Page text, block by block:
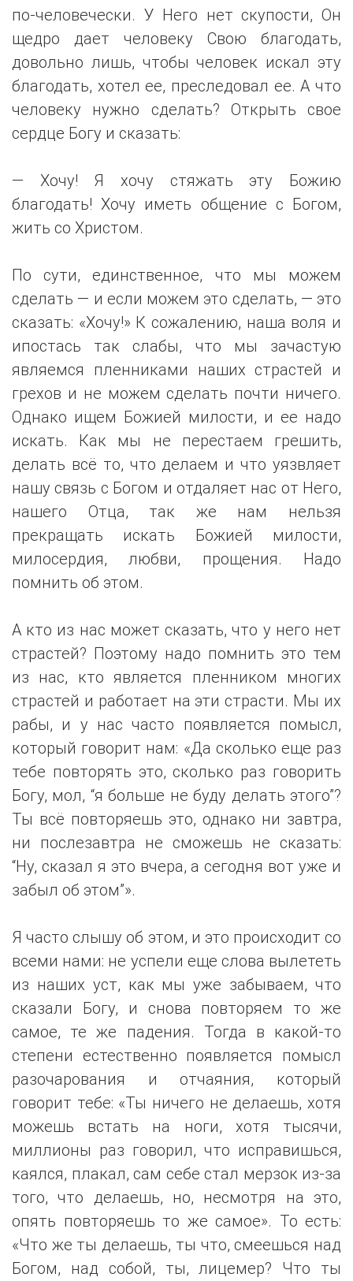
по-человечески. У Него нет скупости, Он
щедро дает человеку Свою благодать,
довольно лишь, чтобы человек искал эту
благодать, хотел ее, преследовал ее. А что
человеку нужно сделать? Открыть свое
сердце Богу и сказать:
— Хочу! Я хочу стяжать эту Божию
благодать! Хочу иметь общение с Богом,
жить со Христом.
По сути, единственное, что мы можем
сделать — и если можем это сделать, — это
сказать: «Хочу!» К сожалению, наша воля и
ипостась так слабы, что мы зачастую
являемся пленниками наших страстей и
грехов и не можем сделать почти ничего.
Однако ищем Божией милости, и ее надо
искать. Как мы не перестаем грешить,
делать всё то, что делаем и что уязвляет
нашу связь с Богом и отдаляет нас от Него,
нашего Отца, так же нам нельзя
прекращать искать Божией милости,
милосердия, любви, прощения. Надо
помнить об этом.
А кто из нас может сказать, что у него нет
страстей? Поэтому надо помнить это тем
из нас, кто является пленником многих
страстей и работает на эти страсти. Мы их
рабы, и у нас часто появляется помысл,
который говорит нам: «Да сколько еще раз
тебе повторять это, сколько раз говорить
Богу, мол, “я больше не буду делать этого”?
Ты всё повторяешь это, однако ни завтра,
ни послезавтра не сможешь не сказать:
“Ну, сказал я это вчера, а сегодня вот уже и
забыл об этом”».
Я часто слышу об этом, и это происходит со
всеми нами: не успели еще слова вылететь
из наших уст, как мы уже забываем, что
сказали Богу, и снова повторяем то же
самое, те же падения. Тогда в какой-то
степени естественно появляется помысл
разочарования и отчаяния, который
говорит тебе: «Ты ничего не делаешь, хотя
можешь встать на ноги, хотя тысячи,
миллионы раз говорил, что исправишься,
каялся, плакал, сам себе стал мерзок из-за
того, что делаешь, но, несмотря на это,
опять повторяешь то же самое». То есть:
«Что же ты делаешь, ты что, смеешься над
Богом, над собой, ты, лицемер? Что ты